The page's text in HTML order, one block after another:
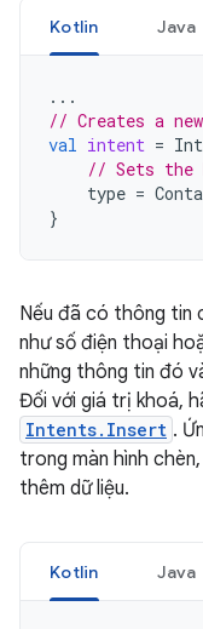
Kotlin Java
...
// Creates a
val intent =
// Sets the
type =
}
Nếu đã có thông tin
như số điện thoại
những thông tin đó
Đối với giá trị khoá,
Intents.Insert .
trong màn hình
thêm dữ liệu.
Kotlin Java